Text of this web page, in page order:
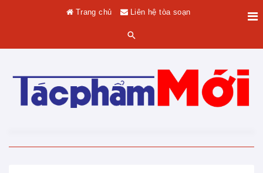
Trang chủ Liên hệ tòa soạn